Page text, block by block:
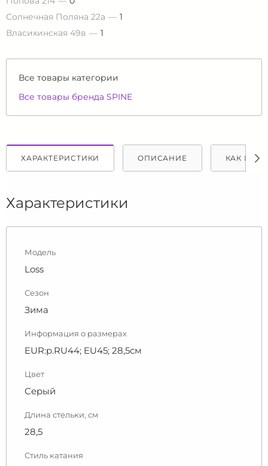
Солнечная Поляна 22а
1
Власихинская 49в
1
Все товары категории
Все товары бренда SPINE
ХАРАКТЕРИСТИКИ ОПИСАНИЕ КАК
Характеристики
Модель
Loss
Сезон
Зима
Информация о размерах
EUR:р.RU44; EU45; 28,5см
Цвет
Серый
Длина стельки, см
28,5
Стиль катания